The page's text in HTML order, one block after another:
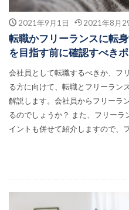
2021年9月1日 2021年8月
転職かフリーランスに転
を目指す前に確認すべき
会社員として転職するべきか、フ
る方に向けて、転職とフリーラン
解説します。会社員からフリーラ
るのでしょうか？ また、フリー
イントも併せて紹介しますので、